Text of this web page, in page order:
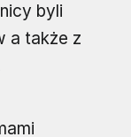
byli
a także z